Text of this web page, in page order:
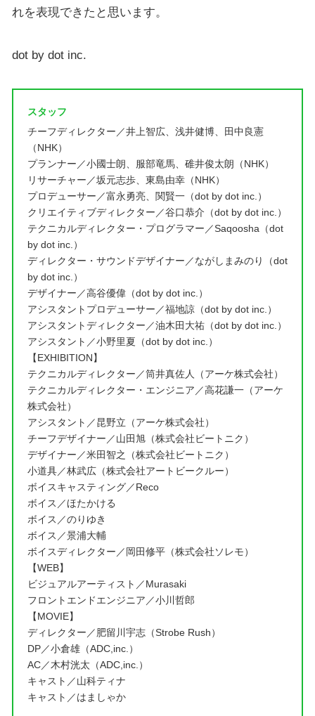
れを表現できたと思います。
dot by dot inc.
スタッフ
チーフディレクター／井上智広、浅井健博、田中良憲
（NHK）
プランナー／小國士朗、服部竜馬、碓井俊太朗（NHK）
リサーチャー／坂元志歩、東島由幸（NHK）
プロデューサー／富永勇亮、関賢一（dot by dot inc.）
クリエイティブディレクター／谷口恭介（dot by dot inc.）
テクニカルディレクター・プログラマー／Saqoosha（dot
by dot inc.）
ディレクター・サウンドデザイナー／ながしまみのり（dot
by dot inc.）
デザイナー／高谷優偉（dot by dot inc.）
アシスタントプロデューサー／福地諒（dot by dot inc.）
アシスタントディレクター／油木田大祐（dot by dot inc.）
アシスタント／小野里夏（dot by dot inc.）
【EXHIBITION】
テクニカルディレクター／筒井真佐人（アーケ株式会社）
テクニカルディレクター・エンジニア／高花謙一（アーケ
株式会社）
アシスタント／昆野立（アーケ株式会社）
チーフデザイナー／山田旭（株式会社ビートニク）
デザイナー／米田智之（株式会社ビートニク）
小道具／林武広（株式会社アートビークルー）
ボイスキャスティング／Reco
ボイス／ほたかける
ボイス／のりゆき
ボイス／景浦大輔
ボイスディレクター／岡田修平（株式会社ソレモ）
【WEB】
ビジュアルアーティスト／Murasaki
フロントエンドエンジニア／小川哲郎
【MOVIE】
ディレクター／肥留川宇志（Strobe Rush）
DP／小倉雄（ADC,inc.）
AC／木村洸太（ADC,inc.）
キャスト／山科ティナ
キャスト／はましゃか